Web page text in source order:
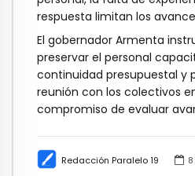
Redacción Paralelo 19
respuesta limitan los
El gobernador Armenta
preservar el personal
continuidad presupuestal y
reunión con los colectivos
compromiso de evaluar